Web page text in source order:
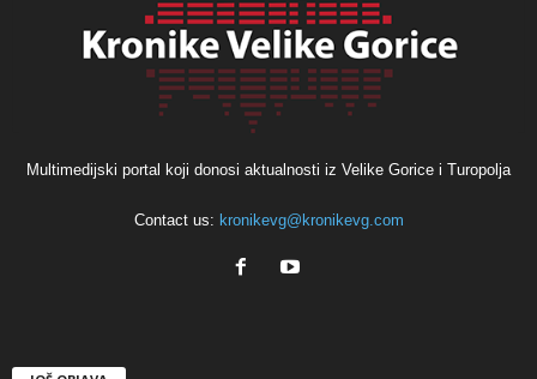
Multimedijski portal koji donosi aktualnosti iz Velike Gorice i Turopolja
Contact us: kronikevg@kronikevg.com